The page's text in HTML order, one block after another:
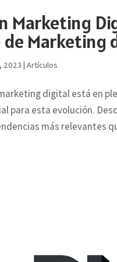
Marketing
de Marketing
2023 |Artículos
digital está en
para esta evolución.
más relevantes